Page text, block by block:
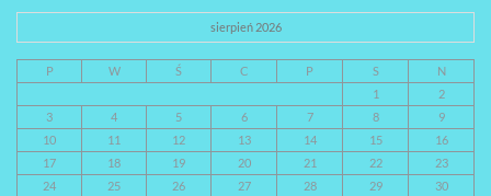
sierpień 2026
P W Ś C P S
N
1
2
3
4 5 6 7 8
9
10
11 12 13 14 15
16
17
18 19 20 21 22
23
24
25 26 27 28 29
30